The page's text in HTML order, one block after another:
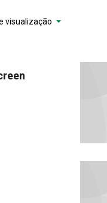
visualização